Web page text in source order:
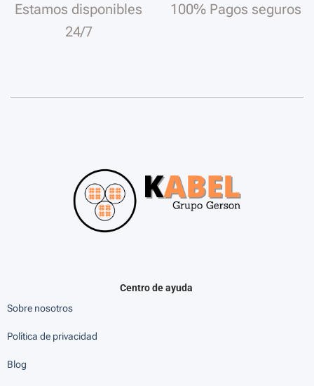
Estamos disponibles
24/7
100% Pagos seguros
Centro de ayuda
Sobre nosotros
Política de privacidad
Blog